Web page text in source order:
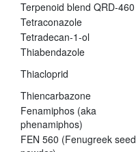
Terpenoid blend QRD-460
Tetraconazole
Tetradecan-1-ol
Thiabendazole
Thiacloprid
Thiencarbazone
Fenamiphos (aka
phenamiphos)
FEN 560 (Fenugreek seed